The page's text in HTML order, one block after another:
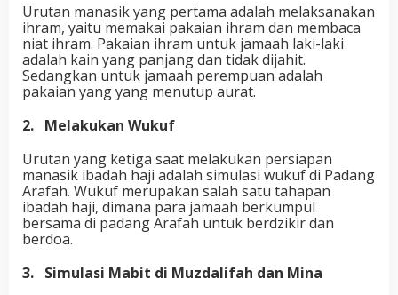
Urutan manasik yang pertama adalah melaksanakan
ihram, yaitu memakai pakaian ihram dan membaca
niat ihram. Pakaian ihram untuk jamaah laki-laki
adalah kain yang panjang dan tidak dijahit.
Sedangkan untuk jamaah perempuan adalah
pakaian yang yang menutup aurat.
2. Melakukan Wukuf
Urutan yang ketiga saat melakukan persiapan
manasik ibadah haji adalah simulasi wukuf di Padang
Arafah. Wukuf merupakan salah satu tahapan
ibadah haji, dimana para jamaah berkumpul
bersama di padang Arafah untuk berdzikir dan
berdoa.
3. Simulasi Mabit di Muzdalifah dan Mina